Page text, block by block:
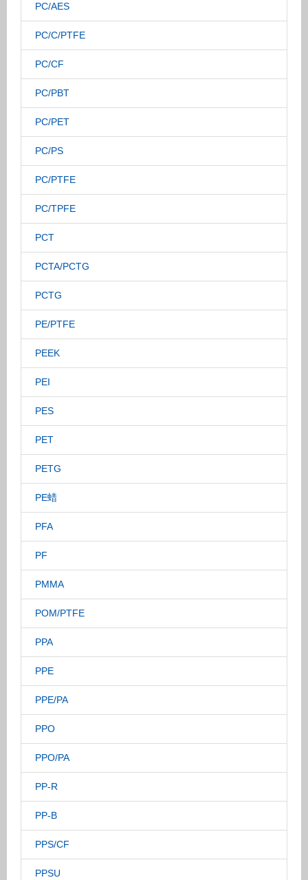
PC/AES
PC/C/PTFE
PC/CF
PC/PBT
PC/PET
PC/PS
PC/PTFE
PC/TPFE
PCT
PCTA/PCTG
PCTG
PE/PTFE
PEEK
PEI
PES
PET
PETG
PE蜡
PFA
PF
PMMA
POM/PTFE
PPA
PPE
PPE/PA
PPO
PPO/PA
PP-R
PP-B
PPS/CF
PPSU